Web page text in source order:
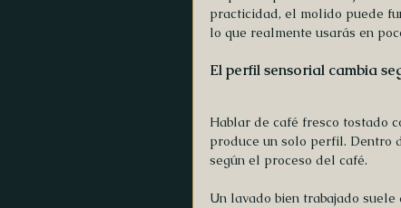
practicidad, el molido puede
lo que realmente usarás en
El perfil sensorial cambia
Hablar de café fresco tostado
produce un solo perfil. Dentro
según el proceso del café.
Un lavado bien trabajado